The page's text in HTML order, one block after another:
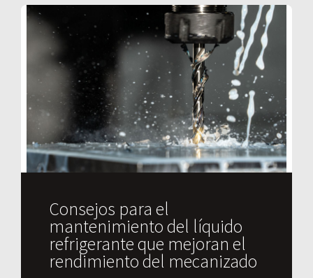
Consejos para el
mantenimiento del líquido
refrigerante que mejoran el
rendimiento del mecanizado